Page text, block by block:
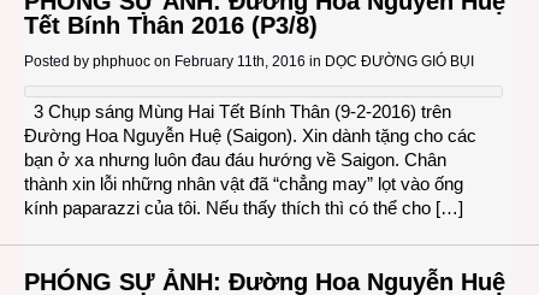
Tết Bính Thân 2016 (P3/8)
Posted by phphuoc on February 11th, 2016 in DỌC ĐƯỜNG GIÓ BỤI
3 Chụp sáng Mùng Hai Tết Bính Thân (9-2-2016) trên
Đường Hoa Nguyễn Huệ (Saigon). Xin dành tặng cho các
bạn ở xa nhưng luôn đau đáu hướng về Saigon. Chân
thành xin lỗi những nhân vật đã “chẳng may” lọt vào ống
kính paparazzi của tôi. Nếu thấy thích thì có thể cho […]
PHÓNG SỰ ẢNH: Đường Hoa Nguyễn Huệ